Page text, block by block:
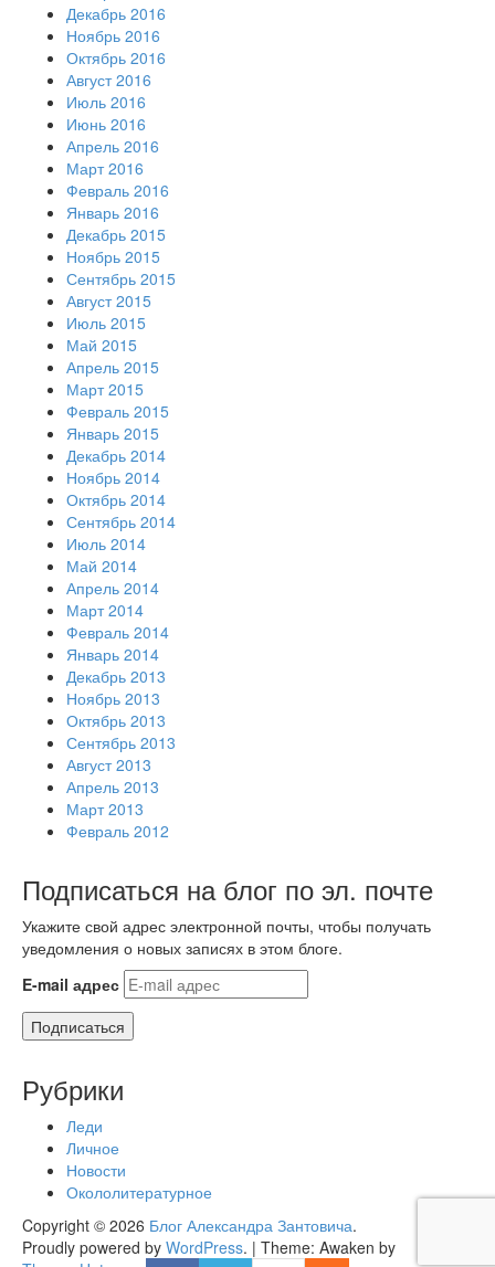
Декабрь 2016
Ноябрь 2016
Октябрь 2016
Август 2016
Июль 2016
Июнь 2016
Апрель 2016
Март 2016
Февраль 2016
Январь 2016
Декабрь 2015
Ноябрь 2015
Сентябрь 2015
Август 2015
Июль 2015
Май 2015
Апрель 2015
Март 2015
Февраль 2015
Январь 2015
Декабрь 2014
Ноябрь 2014
Октябрь 2014
Сентябрь 2014
Июль 2014
Май 2014
Апрель 2014
Март 2014
Февраль 2014
Январь 2014
Декабрь 2013
Ноябрь 2013
Октябрь 2013
Сентябрь 2013
Август 2013
Апрель 2013
Март 2013
Февраль 2012
Подписаться на блог по эл. почте
Укажите свой адрес электронной почты, чтобы получать
уведомления о новых записях в этом блоге.
E-mail адрес
Подписаться
Рубрики
Леди
Личное
Новости
Окололитературное
Copyright © 2026 Блог Александра Зантовича.
Proudly powered by WordPress. | Theme: Awaken by